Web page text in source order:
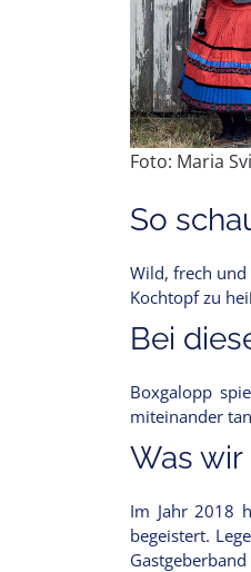
Foto: Maria
So
Wild, frech
Kochtopf zu
Bei
Boxgalopp
miteinander
Was
Im Jahr 2018
begeistert.